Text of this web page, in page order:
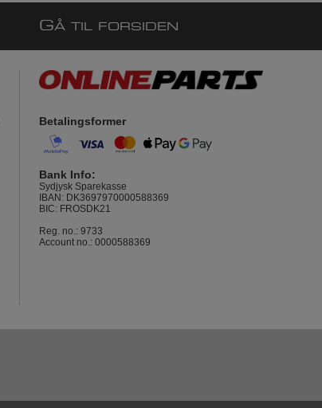
GÅ TIL FORSIDEN
Betalingsformer
Bank Info:
Sydjysk Sparekasse
IBAN: DK3697970000588369
BIC: FROSDK21
Reg. no.: 9733
Account no.: 0000588369